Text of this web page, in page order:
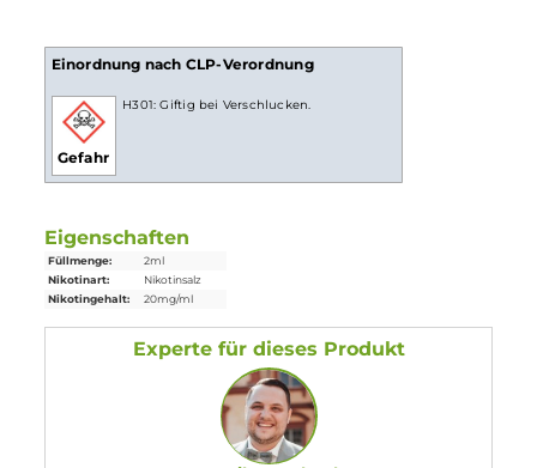
Lieferumfang
1x Klik Klak
Abmessungen
Füllvolumen: 2.0 ml (Pre-Filled)
Einordnung nach CLP-Verordnung